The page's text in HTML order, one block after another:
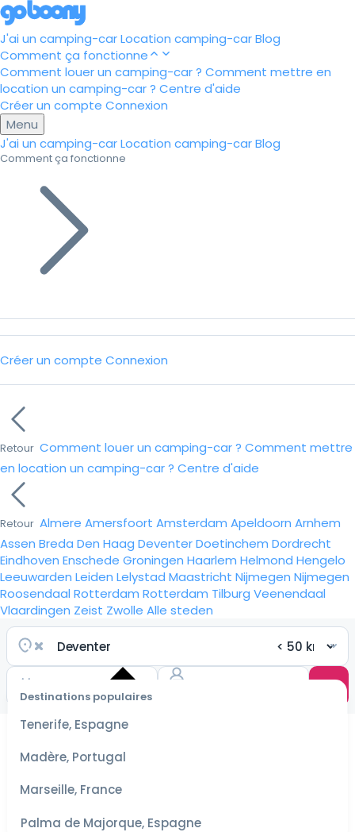
J'ai un camping-carLocation camping-carBlog
Comment ça fonctionne
Comment louer un camping-car ? Comment mettre en
location un camping-car ? Centre d'aide
Créer un compte Connexion
Menu
J'ai un camping-carLocation camping-carBlog
Comment ça fonctionne
Créer un compte Connexion
Retour Comment louer un camping-car ? Comment mettre
en location un camping-car ? Centre d'aide
Retour Almere Amersfoort Amsterdam Apeldoorn Arnhem
Assen Breda Den Haag DeventerDoetinchem Dordrecht
Eindhoven Enschede Groningen Haarlem Helmond Hengelo
Leeuwarden Leiden Lelystad Maastricht Nijmegen Nijmegen
Roosendaal Rotterdam Rotterdam Tilburg Veenendaal
Vlaardingen Zeist Zwolle Alle steden
Destinations populaires
Tenerife, Espagne
Madère, Portugal
Marseille, France
Palma de Majorque, Espagne
Choisir
les
pour les
tarifs